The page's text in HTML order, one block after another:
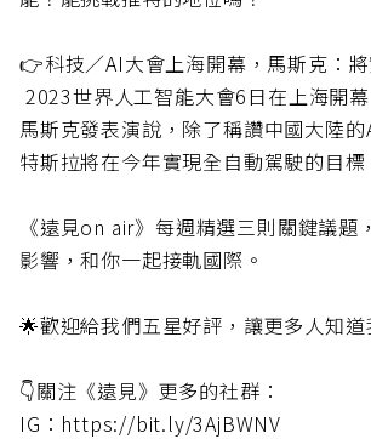
👉科技／AI大會上海開幕，馬斯克：
2023世界人工智能大會6日在上海開
馬斯克發表演說，除了稱讚中國大陸
特斯拉將在今年實現全自動駕駛的目標
《遠見on air》每週精選三則關鍵議題
影響，和你一起接軌國際。
🌟歡迎給我們五星好評，讓更多人知
👇關注《遠見》更多的社群：
IG：https://bit.ly/3AjBWNV